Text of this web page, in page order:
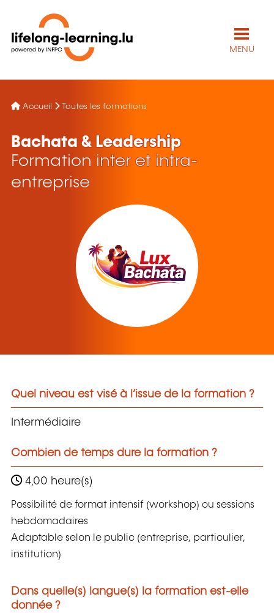
MENU
Accueil Toutes les formations
Bachata & Leadership
Formation inter et intra-
entreprise
Quel niveau est visé à l’issue de la formation ?
Intermédiaire
Combien de temps dure la formation ?
4,00 heure(s)
Possibilité de format intensif (workshop) ou sessions
hebdomadaires
Adaptable selon le public (entreprise, particulier,
institution)
Dans quelle(s) langue(s) la formation est-elle
donnée ?